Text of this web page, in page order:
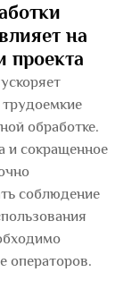
на
проекта
обработке.
и сокращенное
соблюдение
операторов.